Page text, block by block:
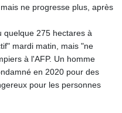
10.961095
28.445176
694.263682
43.778814
23929.673396
24.712399
ne progresse plus, après
quelque 275 hectares à
mardi matin, mais "ne
à l'AFP. Un homme
en 2020 pour des
pour les personnes